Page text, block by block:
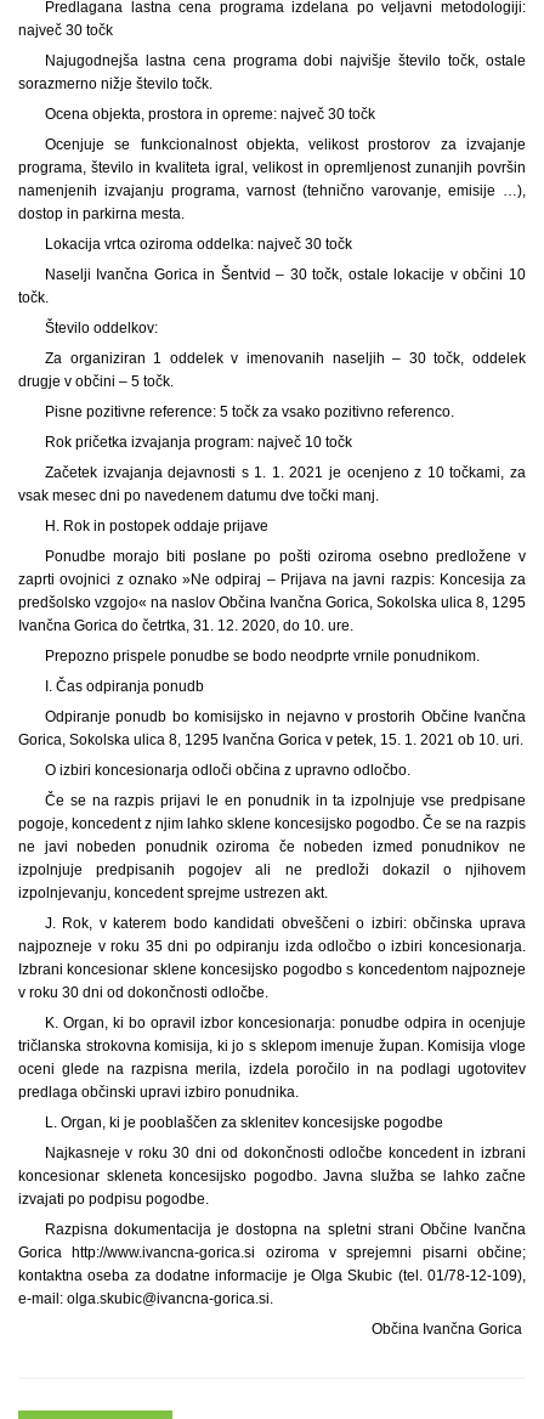
Predlagana lastna cena programa izdelana po veljavni metodologiji:
največ 30 točk
Najugodnejša lastna cena programa dobi najvišje število točk, ostale
sorazmerno nižje število točk.
Ocena objekta, prostora in opreme: največ 30 točk
Ocenjuje se funkcionalnost objekta, velikost prostorov za izvajanje
programa, število in kvaliteta igral, velikost in opremljenost zunanjih površin
namenjenih izvajanju programa, varnost (tehnično varovanje, emisije …),
dostop in parkirna mesta.
Lokacija vrtca oziroma oddelka: največ 30 točk
Naselji Ivančna Gorica in Šentvid – 30 točk, ostale lokacije v občini 10
točk.
Število oddelkov:
Za organiziran 1 oddelek v imenovanih naseljih – 30 točk, oddelek
drugje v občini – 5 točk.
Pisne pozitivne reference: 5 točk za vsako pozitivno referenco.
Rok pričetka izvajanja program: največ 10 točk
Začetek izvajanja dejavnosti s 1. 1. 2021 je ocenjeno z 10 točkami, za
vsak mesec dni po navedenem datumu dve točki manj.
H. Rok in postopek oddaje prijave
Ponudbe morajo biti poslane po pošti oziroma osebno predložene v
zaprti ovojnici z oznako »Ne odpiraj – Prijava na javni razpis: Koncesija za
predšolsko vzgojo« na naslov Občina Ivančna Gorica, Sokolska ulica 8, 1295
Ivančna Gorica do četrtka, 31. 12. 2020, do 10. ure.
Prepozno prispele ponudbe se bodo neodprte vrnile ponudnikom.
I. Čas odpiranja ponudb
Odpiranje ponudb bo komisijsko in nejavno v prostorih Občine Ivančna
Gorica, Sokolska ulica 8, 1295 Ivančna Gorica v petek, 15. 1. 2021 ob 10. uri.
O izbiri koncesionarja odloči občina z upravno odločbo.
Če se na razpis prijavi le en ponudnik in ta izpolnjuje vse predpisane
pogoje, koncedent z njim lahko sklene koncesijsko pogodbo. Če se na razpis
ne javi nobeden ponudnik oziroma če nobeden izmed ponudnikov ne
izpolnjuje predpisanih pogojev ali ne predloži dokazil o njihovem
izpolnjevanju, koncedent sprejme ustrezen akt.
J. Rok, v katerem bodo kandidati obveščeni o izbiri: občinska uprava
najpozneje v roku 35 dni po odpiranju izda odločbo o izbiri koncesionarja.
Izbrani koncesionar sklene koncesijsko pogodbo s koncedentom najpozneje
v roku 30 dni od dokončnosti odločbe.
K. Organ, ki bo opravil izbor koncesionarja: ponudbe odpira in ocenjuje
tričlanska strokovna komisija, ki jo s sklepom imenuje župan. Komisija vloge
oceni glede na razpisna merila, izdela poročilo in na podlagi ugotovitev
predlaga občinski upravi izbiro ponudnika.
L. Organ, ki je pooblaščen za sklenitev koncesijske pogodbe
Najkasneje v roku 30 dni od dokončnosti odločbe koncedent in izbrani
koncesionar skleneta koncesijsko pogodbo. Javna služba se lahko začne
izvajati po podpisu pogodbe.
Razpisna dokumentacija je dostopna na spletni strani Občine Ivančna
Gorica http://www.ivancna-gorica.si oziroma v sprejemni pisarni občine;
kontaktna oseba za dodatne informacije je Olga Skubic (tel. 01/78-12-109),
e-mail: olga.skubic@ivancna-gorica.si.
Občina Ivančna Gorica